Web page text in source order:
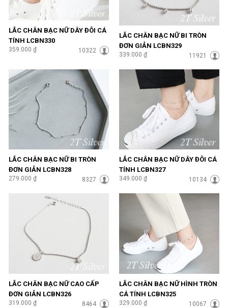
LẮC CHÂN BẠC NỮ DÂY ĐÔI CÁ
TÍNH LCBN330
359.000 ₫ 10322
LẮC CHÂN BẠC NỮ BI TRÒN
ĐƠN GIẢN LCBN329
339.000 ₫ 11921
LẮC CHÂN BẠC NỮ BI TRÒN
ĐƠN GIẢN LCBN328
279.000 ₫ 8327
LẮC CHÂN BẠC NỮ DÂY ĐÔI CÁ
TÍNH LCBN327
349.000 ₫ 10134
LẮC CHÂN BẠC NỮ CAO CẤP
ĐƠN GIẢN LCBN326
319.000 ₫ 8464
LẮC CHÂN BẠC NỮ HÌNH TRÒN
CÁ TÍNH LCBN325
329.000 ₫ 10067